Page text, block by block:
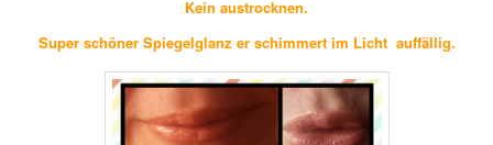
Kein austrocknen.
Super schöner Spiegelglanz er schimmert im Licht auffällig.